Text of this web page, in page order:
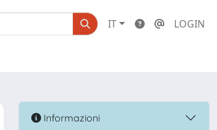
IT LOGIN
Informazioni